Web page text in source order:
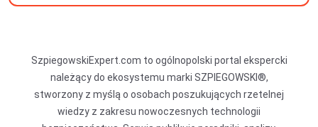
produkty
SzpiegowskiExpert.com to ogólnopolski portal ekspercki
należący do ekosystemu marki SZPIEGOWSKI®,
stworzony z myślą o osobach poszukujących rzetelnej
wiedzy z zakresu nowoczesnych technologii